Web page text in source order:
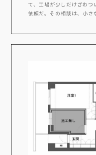
て、工場が少しだけざわ
依頼だ。その相談は、小